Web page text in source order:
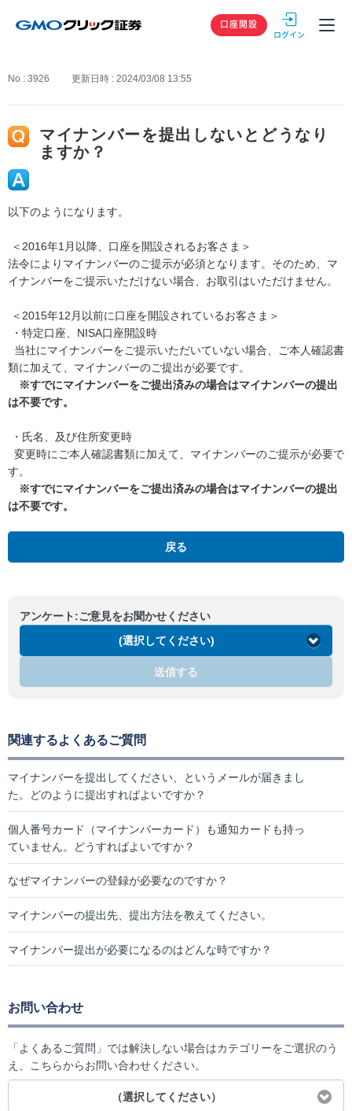
GMOクリック
口座開設
No : 3926 更新日時 : 2024/03/08 13:55
マイナンバーを提出しないとどうなり
ますか？
以下のようになります。
＜2016年1月以降、口座を開設されるお客さま＞
法令によりマイナンバーのご提示が必須となります。そのため、マ
イナンバーをご提示いただけない場合、お取引はいただけません。
＜2015年12月以前に口座を開設されているお客さま＞
・特定口座、NISA口座開設時
当社にマイナンバーをご提示いただいていない場合、ご本人確認書
類に加えて、マイナンバーのご提出が必要です。
※すでにマイナンバーをご提出済みの場合はマイナンバーの提出
は不要です。
・氏名、及び住所変更時
変更時にご本人確認書類に加えて、マイナンバーのご提示が必要で
す。
※すでにマイナンバーをご提出済みの場合はマイナンバーの提出
は不要です。
戻る
アンケート:ご意見をお聞かせください
(選択してください)
送信する
関連するよくあるご質問
マイナンバーを提出してください、というメールが届きまし
た。どのように提出すればよいですか？
個人番号カード（マイナンバーカード）も通知カードも持っ
ていません。どうすればよいですか？
なぜマイナンバーの登録が必要なのですか？
マイナンバーの提出先、提出方法を教えてください。
マイナンバー提出が必要になるのはどんな時ですか？
お問い合わせ
「よくあるご質問」では解決しない場合はカテゴリーをご選択のう
え、こちらからお問い合わせください。
（選択してください）